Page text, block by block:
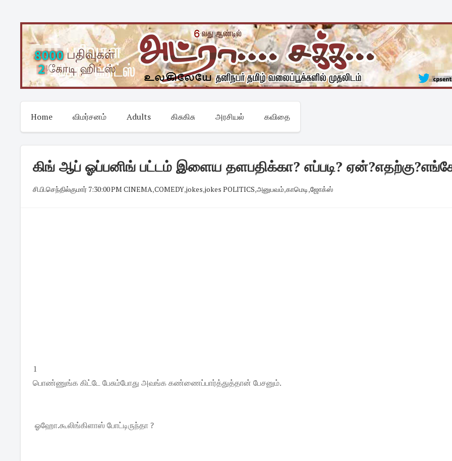
content
Home விமர்சனம் Adults கிசுகிசு அரசியல் கவிதை
கிங் ஆப் ஓப்பனிங் பட்டம் இளைய தளபதிக்கா? எப்படி?
சி.பி.செந்தில்குமார் 7:30:00 PM ·CINEMA,COMEDY,jokes,jokes POLITICS,அனுபவம்,காமெடி,ஜோக்ஸ்
1
பொண்ணுங்க கிட்டே பேசும்போது அவங்க கண்ணைப்பார்த்துத்தான் பேசனும்.
ஓஹோ.கூலிங்கிளாஸ் போட்டிருந்தா ?